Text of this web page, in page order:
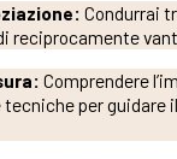
Condurrai
reciprocamente
Comprendere
per guidare